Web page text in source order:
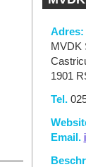
Adres:
MVDK
1901
Tel.
Email.